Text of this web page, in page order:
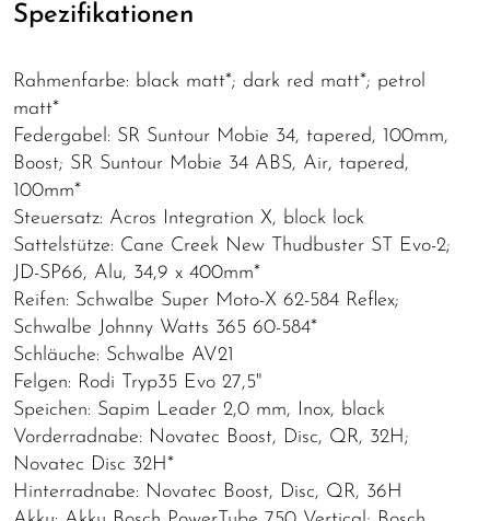
Spezifikationen
Rahmenfarbe: black matt*; dark red matt*; petrol
matt*
Federgabel: SR Suntour Mobie 34, tapered, 100mm,
Boost; SR Suntour Mobie 34 ABS, Air, tapered,
100mm*
Steuersatz: Acros Integration X, block lock
Sattelstütze: Cane Creek New Thudbuster ST Evo-2;
JD-SP66, Alu, 34,9 x 400mm*
Reifen: Schwalbe Super Moto-X 62-584 Reflex;
Schwalbe Johnny Watts 365 60-584*
Schläuche: Schwalbe AV21
Felgen: Rodi Tryp35 Evo 27,5"
Speichen: Sapim Leader 2,0 mm, Inox, black
Vorderradnabe: Novatec Boost, Disc, QR, 32H;
Novatec Disc 32H*
Hinterradnabe: Novatec Boost, Disc, QR, 36H